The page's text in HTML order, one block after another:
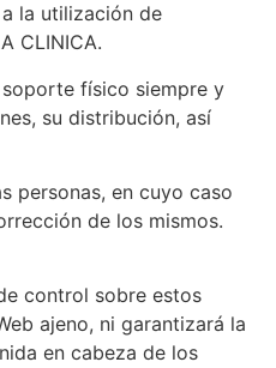
la utilización de
CLINICA.
físico siempre y
su distribución, así
personas, en cuyo caso
de los mismos.
control sobre estos
ajeno, ni garantizará la
en cabeza de los